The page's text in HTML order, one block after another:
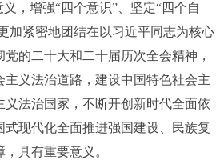
，增强“四个意识”、坚定“四个自
加紧密地团结在以习近平同志为核心
的二十大和二十届历次全会精神，
主义法治道路，建设中国特色社会主
义法治国家，不断开创新时代全面依
现代化全面推进强国建设、民族复
具有重要意义。